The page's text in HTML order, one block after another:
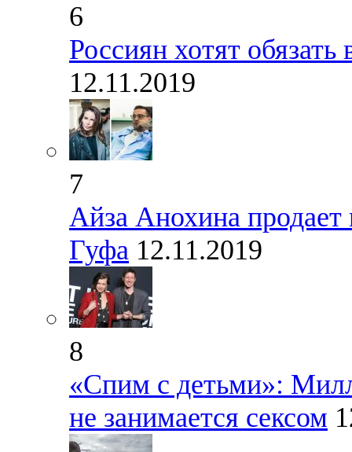
6
Россиян хотят
12.11.2019
7
Айза Анохина
Гуфа 12.11.2019
8
«Спим с детьми»:
не занимается сексом